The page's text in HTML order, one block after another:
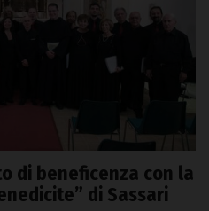
di beneficenza con la
di Sassari